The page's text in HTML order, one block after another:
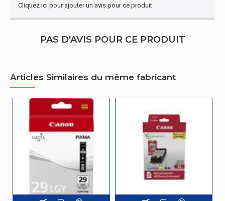
Cliquez ici pour ajouter un avis pour ce produit
PAS D'AVIS POUR CE PRODUIT
Articles Similaires du même fabricant